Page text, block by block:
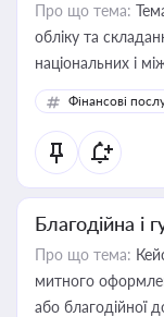
Про що тема:
обліку та
національних і
Фінансові
Благодійна і
Про що тема:
митного
або благодійної